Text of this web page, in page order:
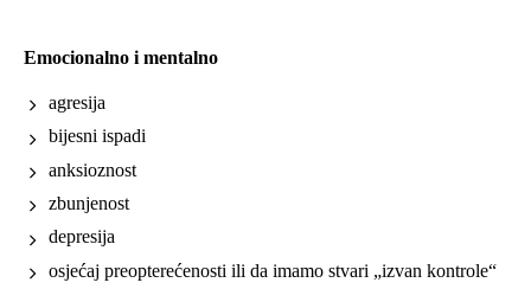
Emocionalno i mentalno
agresija
bijesni ispadi
anksioznost
zbunjenost
depresija
osjećaj preopterećenosti ili da imamo stvari „izvan kontrole“